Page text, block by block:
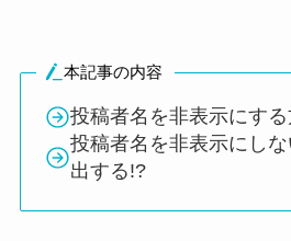
本記事の内容
投稿者名を非表示にす
投稿者名を非表示にし
出する!?